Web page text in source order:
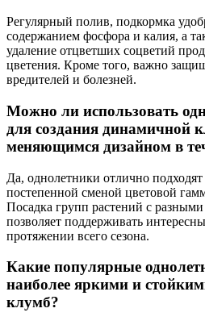
Регулярный полив, подкормка
содержанием фосфора и калия, а
удаление отцветших соцветий
цветения. Кроме того, важно
вредителей и болезней.
Можно ли использовать
для создания динамичной
меняющимся дизайном в
Да, однолетники отлично
постепенной сменой цветовой
Посадка групп растений с
позволяет поддерживать
протяжении всего сезона.
Какие популярные
наиболее яркими и
клумб?